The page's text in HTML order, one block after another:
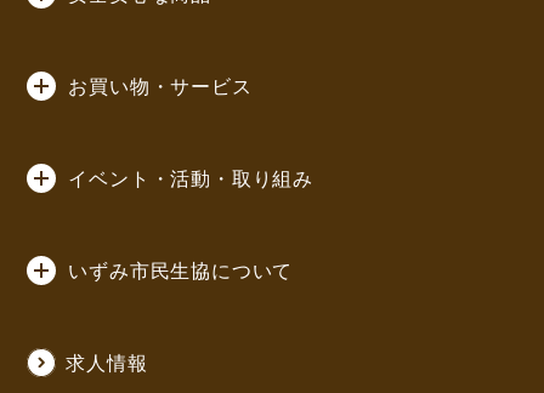
お買い物・サービス
イベント・活動・取り組み
いずみ市民生協について
求人情報